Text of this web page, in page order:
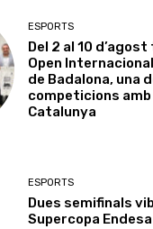
ESPORTS
Del 2 al 10
Open
de Badalona, una
competicions
Catalunya
ESPORTS
Dues semifinals
Supercopa